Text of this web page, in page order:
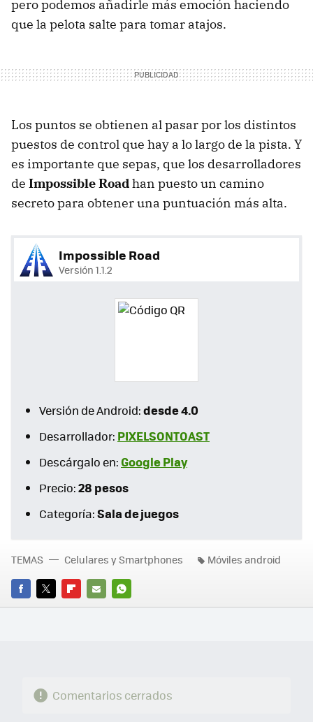
pero podemos añadirle más emoción haciendo
que la pelota salte para tomar atajos.
Los puntos se obtienen al pasar por los distintos
puestos de control que hay a lo largo de la pista. Y
es importante que sepas, que los desarrolladores
de Impossible Roadhan puesto un camino
secreto para obtener una puntuación más alta.
Impossible Road
Versión 1.1.2
Versión de Android:desde 4.0
Desarrollador: PIXELSONTOAST
Descárgalo en:Google Play
Precio:28 pesos
Categoría:Sala de juegos
FACEBOOK
TWITTERFLIPBOARD
E-
WHATSAPP
TEMAS Celulares y Smartphones Móviles android
Comentarios cerrados